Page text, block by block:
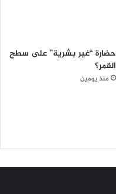
حضارة “غير بشرية” على سطح
القمر؟
منذ يومين